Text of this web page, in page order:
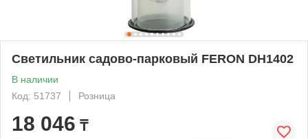
Светильник садово-парковый FERON DH1402
В наличии
Код: 51737
Розница
18 046 ₸